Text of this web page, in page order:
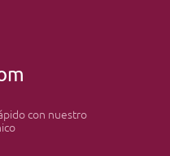
con nuestro